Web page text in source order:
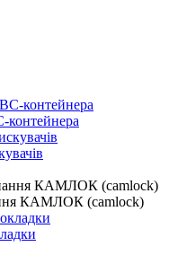
контейнера
КАМЛОК (camlock)